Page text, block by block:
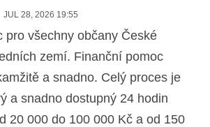
JUL 28, 2026 19:55
pro všechny občany České
zemí. Finanční pomoc
a snadno. Celý proces je
a snadno dostupný 24 hodin
20 000 do 100 000 Kč a od 150